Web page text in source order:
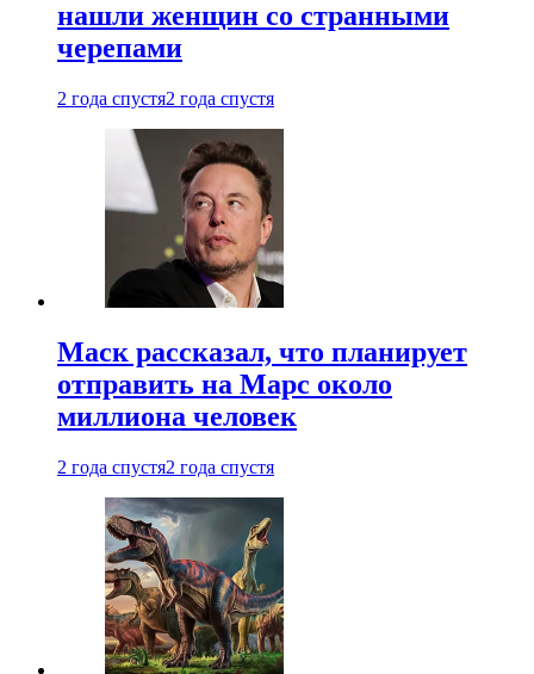
нашли женщин со странными
черепами
2 года спустя2 года спустя
Маск рассказал, что планирует
отправить на Марс около
миллиона человек
2 года спустя2 года спустя